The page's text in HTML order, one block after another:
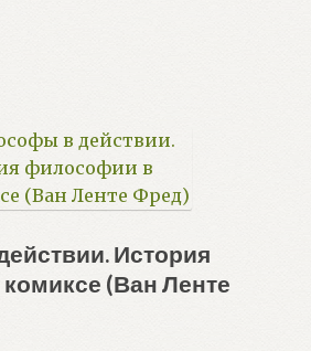
История
(Ван Ленте